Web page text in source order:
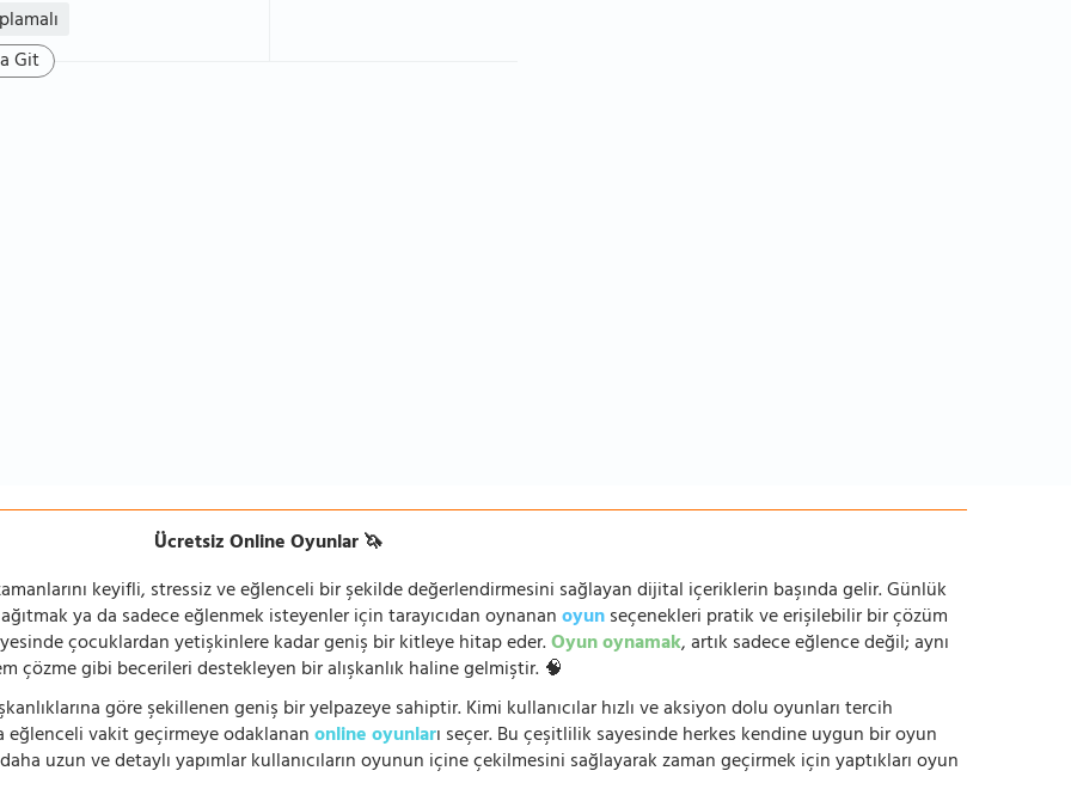
Git
Ücretsiz Online Oyunlar 🦄
keyifli, stressiz ve eğlenceli bir şekilde değerlendirmesini sağlayan dijital içeriklerin başında gelir. Günlük
ya da sadece eğlenmek isteyenler için tarayıcıdan oynananoyunseçenekleri pratik ve erişilebilir bir çözüm
çocuklardan yetişkinlere kadar geniş bir kitleye hitap eder.Oyun oynamak, artık sadece eğlence değil; aynı
gibi becerileri destekleyen bir alışkanlık haline gelmiştir. 🧠
göre şekillenen geniş bir yelpazeye sahiptir. Kimi kullanıcılar hızlı ve aksiyon dolu oyunları tercih
eğlenceli vakit geçirmeye odaklananonline oyunları seçer. Bu çeşitlilik sayesinde herkes kendine uygun bir oyun
uzun ve detaylı yapımlar kullanıcıların oyunun içine çekilmesini sağlayarak zaman geçirmek için yaptıkları oyun